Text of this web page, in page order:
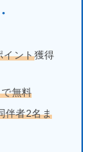
イント獲得
無料
伴者2名ま